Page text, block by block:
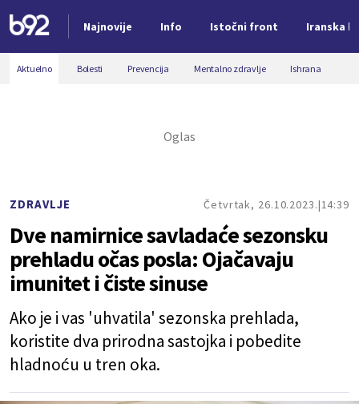
Najnovije Info Istočni front Iranska
Nova vest
Aktuelno Bolesti Prevencija Mentalno zdravlje Ishrana
ZDRAVLJE Četvrtak, 26.10.2023. 14:39
Dve namirnice savladaće sezonsku
prehladu očas posla: Ojačavaju
imunitet i čiste sinuse
Ako je i vas 'uhvatila' sezonska prehlada,
koristite dva prirodna sastojka i pobedite
hladnoću u tren oka.